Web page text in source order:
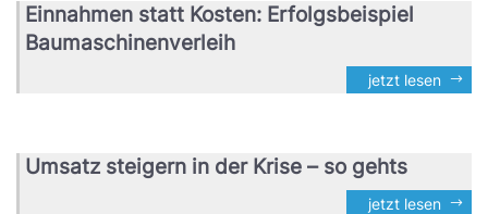
Einnahmen statt Kosten: Erfolgsbeispiel
Baumaschinenverleih
jetzt lesen
Umsatz steigern in der Krise – so gehts
jetzt lesen